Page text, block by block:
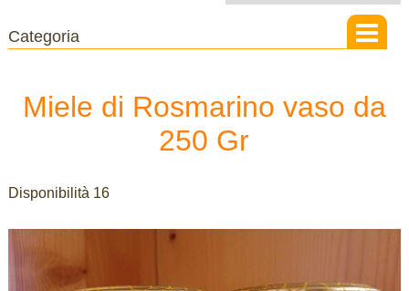
Miele di Rosmarino vaso da
250 Gr
Disponibilità 16